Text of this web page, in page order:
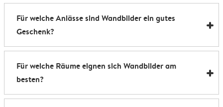
Ja. Lad bis zu 20 Fotos hoch und unser Tool erstellt
daraus automatisch eine Collage. Misch das Design,
bis es dir richtig gut gefällt – fertig ist deine
Wandcollage.
Für welche Anlässe sind Wandbilder ein gutes
Geschenk?
Wanddeko macht bei jedem Anlass eine gute Figur,
z.B. als Fotocollage zum 18. Geburtstag, zur Hochzeit
oder zum Urlaub. Aber auch zu Weihnachten sind
personalisierte Leinwände für die Familie oder
Für welche Räume eignen sich Wandbilder am
besten?
Wandbilder sehen in allen Räumen toll aus: als großes